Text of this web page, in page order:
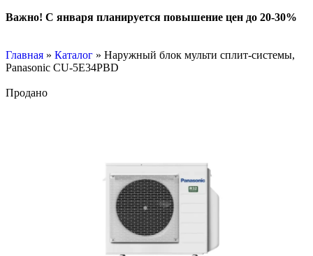
Важно! С января планируется повышение цен до 20-30%
Главная » Каталог » Наружный блок мульти сплит-системы,
Panasonic CU-5E34PBD
Продано